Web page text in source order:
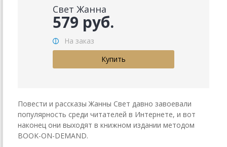
Свет Жанна
579 руб.
На заказ
Повести и рассказы Жанны Свет давно завоевали
популярность среди читателей в Интернете, и вот
наконец они выходят в книжном издании методом
BOOK-ON-DEMAND.